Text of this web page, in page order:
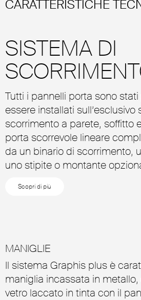
CARATTERISTICHE
SISTEMA DI
Tutti i pannelli porta sono
essere installati
scorrimento a parete, soffitto
porta scorrevole lineare
da un binario di scorrimento,
uno stipite o montante
Scopri di più
MANIGLIE
Il sistema Graphis plus è
maniglia incassata in
vetro laccato in tinta con il